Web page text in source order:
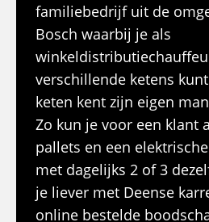
familiebedrijf uit de
Bosch waarbij je als
verschillende ketens
keten kent zijn eigen
Zo kun je voor een klant
pallets en een
met dagelijks 2 of 3
je liever met Deense
online bestelde